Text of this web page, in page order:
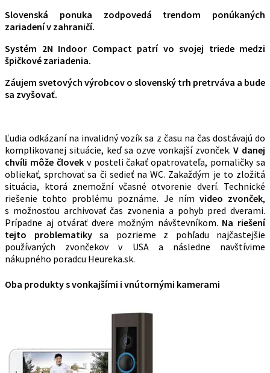
Slovenská ponuka zodpovedá trendom ponúkaných
zariadení v zahraničí.
Systém 2N Indoor Compact patrí vo svojej triede medzi
špičkové zariadenia.
Záujem svetových výrobcov o slovenský trh pretrváva a bude
sa zvyšovať.
Ľudia odkázaní na invalidný vozík sa z času na čas dostávajú do
komplikovanej situácie, keď sa ozve vonkajší zvonček.V danej
chvíli môže človekv posteli čakať opatrovateľa, pomaličky sa
obliekať, sprchovať sa či sedieť na WC. Zakaždým je to zložitá
situácia, ktorá znemožní včasné otvorenie dverí. Technické
riešenie tohto problému poznáme. Je ním video zvonček,
s možnosťou archivovať čas zvonenia a pohyb pred dverami.
Prípadne aj otvárať dvere možným návštevníkom. Na riešení
tejto problematikysa pozrieme z pohľadu najčastejšie
používaných zvončekov v USA a následne navštívime
nákupného poradcu Heureka.sk.
Oba produkty s vonkajšími i vnútornými kamerami